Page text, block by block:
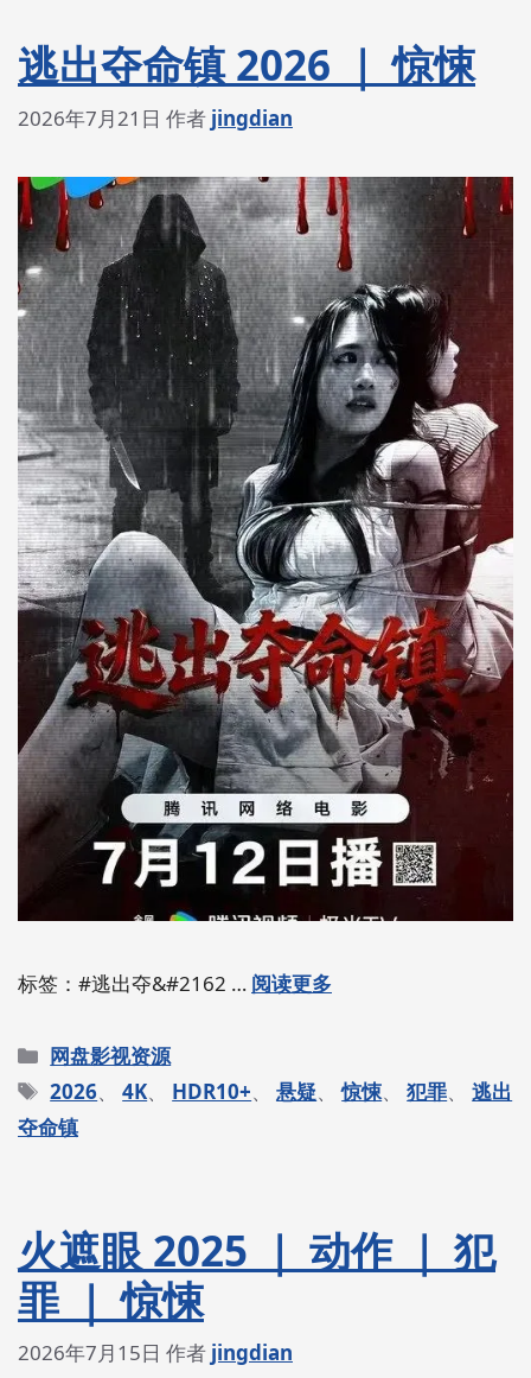
逃出夺命镇 2026 ｜ 惊悚
2026年7月21日 作者 jingdian
标签：#逃出夺&#2162 … 阅读更多
分
类
网盘影视资源
标
签
2026、4K、 HDR10+、悬疑、惊悚、犯罪、逃出
夺命镇
火遮眼 2025 ｜ 动作 ｜ 犯
罪 ｜ 惊悚
2026年7月15日 作者 jingdian